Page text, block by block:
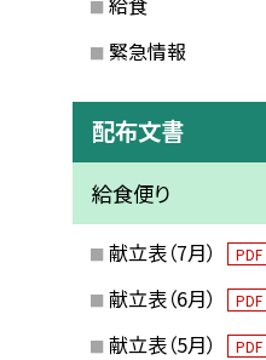
緊急情報
配布文書
給食便り
献立表（7月） PDF
献立表（6月） PDF
献立表（5月） PDF